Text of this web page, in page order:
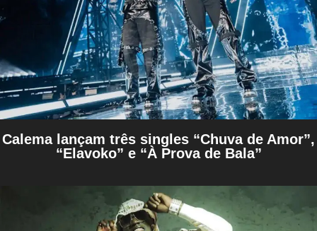
Calema lançam três singles “Chuva de Amor”,
“Elavoko” e “À Prova de Bala”